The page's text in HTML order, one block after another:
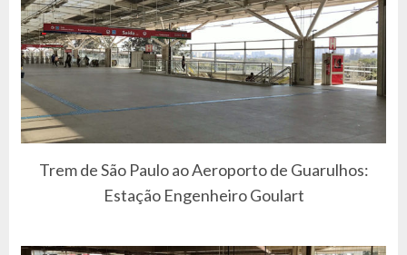
Trem de São Paulo ao Aeroporto de Guarulhos:
Estação Engenheiro Goulart